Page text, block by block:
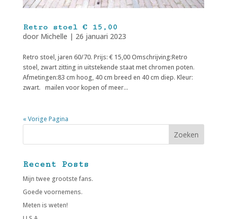
Retro stoel € 15,00
door Michelle | 26 januari 2023
Retro stoel, jaren 60/70. Prijs: € 15,00 Omschrijving:Retro
stoel, zwart zitting in uitstekende staat met chromen poten.
Afmetingen:83 cm hoog, 40 cm breed en 40 cm diep. Kleur:
zwart. mailen voor kopen of meer...
« Vorige Pagina
Zoeken
Recent Posts
Mijn twee grootste fans.
Goede voornemens.
Meten is weten!